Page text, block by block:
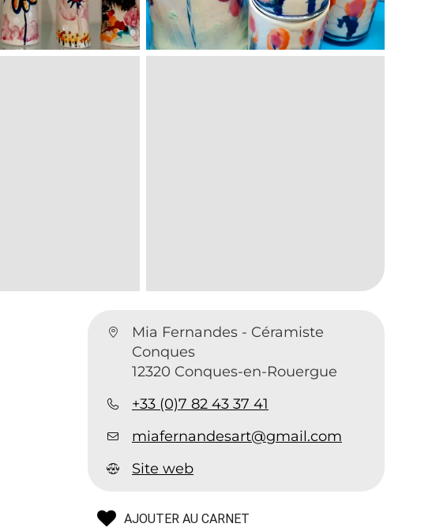
Mia Fernandes - Céramiste
Conques
12320 Conques-en-Rouergue
+33 (0)7 82 43 37 41
miafernandesart@gmail.com
Site web
AJOUTER AU CARNET